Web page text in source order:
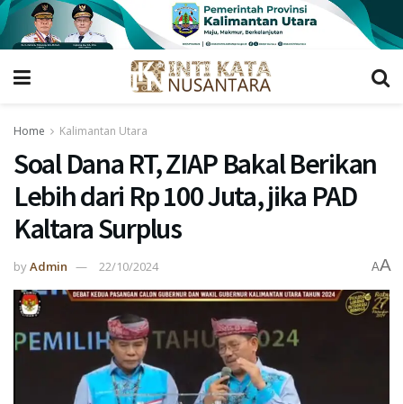
Home Kalimantan Utara
Soal Dana RT, ZIAP Bakal Berikan
Lebih dari Rp 100 Juta, jika PAD
Kaltara Surplus
byAdmin 22/10/2024 AA